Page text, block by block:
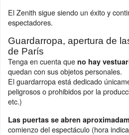
El Zenith sigue siendo un éxito y
espectadores.
Guardarropa, apertura de
de París
Tenga en cuenta que no hay
quedan con sus objetos personales.
El guardarropa está dedicado
peligrosos o prohibidos por la
etc.)
Las puertas se abren
comienzo del espectáculo (hora